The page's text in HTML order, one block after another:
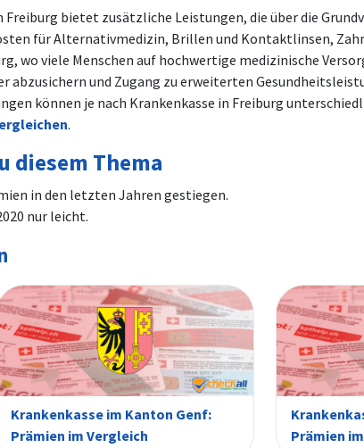
bietet zusätzliche Leistungen, die über die
für Alternativmedizin, Brillen und Kontaktlinsen,
wo viele Menschen auf hochwertige medizinische
abzusichern und Zugang zu erweiterten
können je nach Krankenkasse in Freiburg
.
diesem Thema
in den letzten Jahren gestiegen.
nur leicht.
Krankenkasse im Kanton Genf:
Prämien im Vergleich
Prämien